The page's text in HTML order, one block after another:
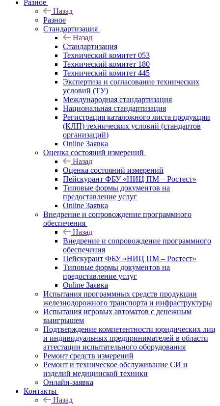
Разное
Назад
Разное
Стандартизация
Назад
Стандартизация
Технический комитет 053
Технический комитет 180
Технический комитет 445
Экспертиза и согласование технических
условий (ТУ)
Международная стандартизация
Национальная стандартизация
Регистрация каталожного листа продукции
(КЛП) технических условий (стандартов
организаций)
Online Заявка
Оценка состояний измерений
Назад
Оценка состояний измерений
Пейскурант ФБУ «НИЦ ПМ – Ростест»
Типовые формы документов на
предоставление услуг
Online Заявка
Внедрение и сопровождение программного
обеспечения
Назад
Внедрение и сопровождение программного
обеспечения
Пейскурант ФБУ «НИЦ ПМ – Ростест»
Типовые формы документов на
предоставление услуг
Online Заявка
Испытания программных средств продукции
железнодорожного транспорта и инфраструктуры
Испытания игровых автоматов с денежным
выигрышем
Подтверждение компетентности юридических лиц
и индивидуальных предпринимателей в области
аттестации испытательного оборудования
Ремонт средств измерений
Ремонт и техническое обслуживание СИ и
изделий медицинской техники
Онлайн-заявка
Контакты
Назад